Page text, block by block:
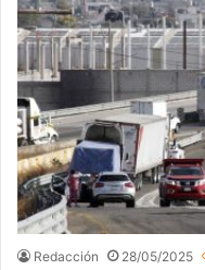
Redacción 28/05/2025